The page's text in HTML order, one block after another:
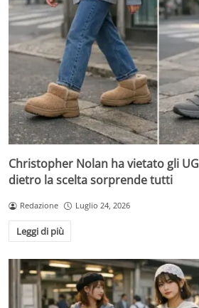
Christopher Nolan ha vietato gli
dietro la scelta sorprende tutti
Redazione Luglio 24, 2026
Leggi di più